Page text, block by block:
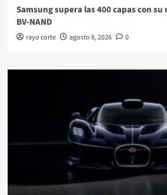
Samsung supera las 400 capas con
BV-NAND
rayo corte agosto 8, 2026 0